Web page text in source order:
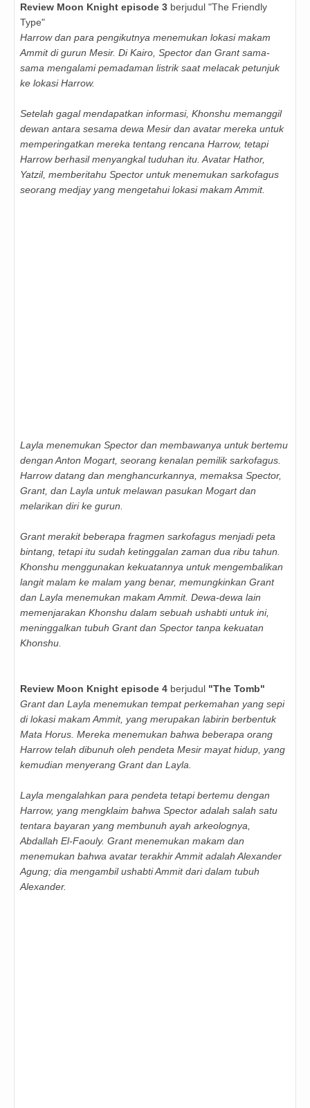
Review Moon Knight episode 3 berjudul "The Friendly
Type"
Harrow dan para pengikutnya menemukan lokasi makam
Ammit di gurun Mesir. Di Kairo, Spector dan Grant sama-
sama mengalami pemadaman listrik saat melacak petunjuk
ke lokasi Harrow.
Setelah gagal mendapatkan informasi, Khonshu memanggil
dewan antara sesama dewa Mesir dan avatar mereka untuk
memperingatkan mereka tentang rencana Harrow, tetapi
Harrow berhasil menyangkal tuduhan itu. Avatar Hathor,
Yatzil, memberitahu Spector untuk menemukan sarkofagus
seorang medjay yang mengetahui lokasi makam Ammit.
Layla menemukan Spector dan membawanya untuk bertemu
dengan Anton Mogart, seorang kenalan pemilik sarkofagus.
Harrow datang dan menghancurkannya, memaksa Spector,
Grant, dan Layla untuk melawan pasukan Mogart dan
melarikan diri ke gurun.
Grant merakit beberapa fragmen sarkofagus menjadi peta
bintang, tetapi itu sudah ketinggalan zaman dua ribu tahun.
Khonshu menggunakan kekuatannya untuk mengembalikan
langit malam ke malam yang benar, memungkinkan Grant
dan Layla menemukan makam Ammit. Dewa-dewa lain
memenjarakan Khonshu dalam sebuah ushabti untuk ini,
meninggalkan tubuh Grant dan Spector tanpa kekuatan
Khonshu.
Review Moon Knight episode 4 berjudul "The Tomb"
Grant dan Layla menemukan tempat perkemahan yang sepi
di lokasi makam Ammit, yang merupakan labirin berbentuk
Mata Horus. Mereka menemukan bahwa beberapa orang
Harrow telah dibunuh oleh pendeta Mesir mayat hidup, yang
kemudian menyerang Grant dan Layla.
Layla mengalahkan para pendeta tetapi bertemu dengan
Harrow, yang mengklaim bahwa Spector adalah salah satu
tentara bayaran yang membunuh ayah arkeolognya,
Abdallah El-Faouly. Grant menemukan makam dan
menemukan bahwa avatar terakhir Ammit adalah Alexander
Agung; dia mengambil ushabti Ammit dari dalam tubuh
Alexander.